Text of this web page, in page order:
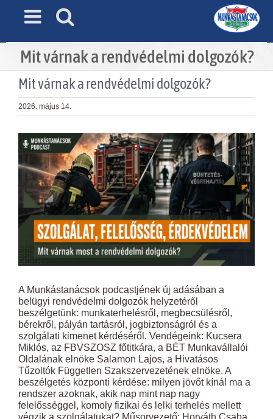
Mit várnak a rendvédelmi dolgozók?
Mit várnak a rendvédelmi dolgozók?
2026. május 14.
View
Larger
Image
A Munkástanácsok podcastjének új adásában a
belügyi rendvédelmi dolgozók helyzetéről
beszélgetünk: munkaterhelésről, megbecsülésről,
bérekről, pályán tartásról, jogbiztonságról és a
szolgálati kimenet kérdéséről. Vendégeink: Kucsera
Miklós, az FBVSZOSZ főtitkára, a BÉT Munkavállalói
Oldalának elnöke Salamon Lajos, a Hivatásos
Tűzoltók Független Szakszervezetének elnöke. A
beszélgetés központi kérdése: milyen jövőt kínál ma a
rendszer azoknak, akik nap mint nap nagy
felelősséggel, komoly fizikai és lelki terhelés mellett